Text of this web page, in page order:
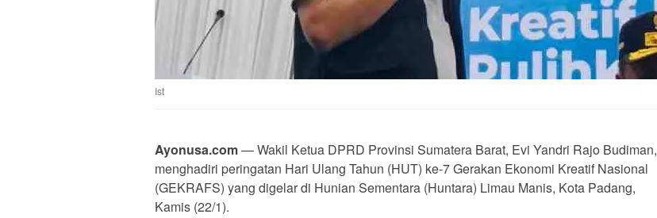
Ist
Ayonusa.com— Wakil Ketua DPRD Provinsi Sumatera Barat, Evi Yandri Rajo Budiman,
menghadiri peringatan Hari Ulang Tahun (HUT) ke-7 Gerakan Ekonomi Kreatif Nasional
(GEKRAFS) yang digelar di Hunian Sementara (Huntara) Limau Manis, Kota Padang,
Kamis (22/1).